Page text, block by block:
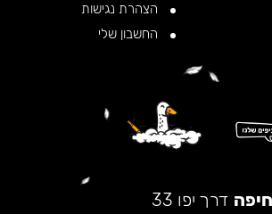
הצהרת נגישות
החשבון שלי
חיפה דרך יפו 33